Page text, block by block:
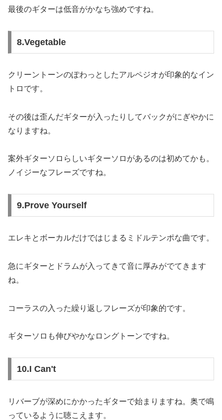
最後のギターは低音がかなち強めですね。
8.Vegetable
クリーントーンのぽわっとしたアルペジオが印象的なイン
トロです。
その後は歪んだギターが入ったりしてバックがにぎやかに
なりますね。
案外ギターソロらしいギターソロがあるのは初めてかも。
ノイジーなフレーズですね。
9.Prove Yourself
エレキとボーカルだけではじまるミドルテンポな曲です。
急にギターとドラムが入ってきて音に厚みがでてきます
ね。
コーラスの入った繰り返しフレーズが印象的です。
ギターソロも伸びやかなロングトーンですね。
10.I Can't
リバーブが深めにかかったギターで始まりますね。奥で鳴
っているように聴こえます。